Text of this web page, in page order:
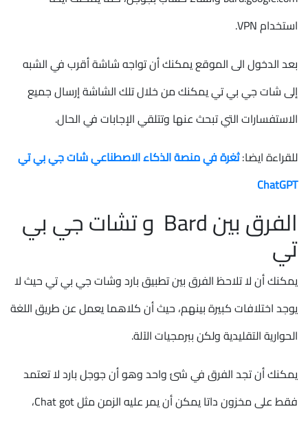
استخدام VPN.
بعد الدخول الى الموقع يمكنك أن تواجه شاشة أقرب في الشبه
إلى شات جي بي تي يمكنك من خلال تلك الشاشة إرسال جميع
الاستفسارات التي تبحث عنها وتتلقي الإجابات في الحال.
للقراءة ايضا:ثغرة في منصة الذكاء الاصطناعي شات جي بي تي
ChatGPT
الفرق بين Bard و تشات جي بي
تي
يمكنك أن لا تلاحظ الفرق بين تطبيق بارد وشات جي بي تي حيث لا
يوجد اختلافات كبيرة بينهم، حيث أن كلاهما يعمل عن طريق اللغة
الحوارية التقليدية ولكن ببرمجيات الآلة.
يمكنك أن تجد الفرق في شئ واحد وهو أن جوجل بارد لا تعتمد
فقط على مخزون داتا يمكن أن يمر عليه الزمن مثل Chat got،